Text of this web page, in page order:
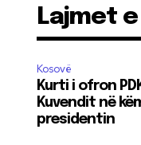
Lajmet
Kosovë
Kurti i ofron
Kuvendit në
presidentin